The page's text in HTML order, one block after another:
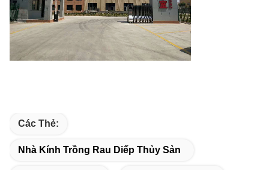
Các Thẻ:
Nhà Kính Trồng Rau Diếp Thủy Sản